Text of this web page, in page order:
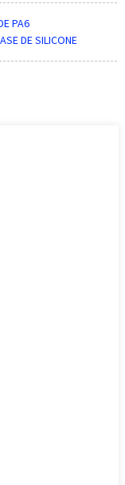
PA6
DE SILICONE